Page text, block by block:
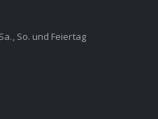
So. und Feiertag